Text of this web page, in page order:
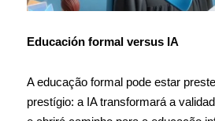
Educación formal versus IA
A educação formal pode estar
prestígio: a IA transformará a